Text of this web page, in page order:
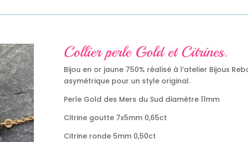
Collier perle Gold et Citrines.
Bijou en or jaune 750% réalisé à l’atelier Bijoux
asymétrique pour un style original.
Perle Gold des Mers du Sud diamètre 11mm
Citrine goutte 7x5mm 0,65ct
Citrine ronde 5mm 0,50ct